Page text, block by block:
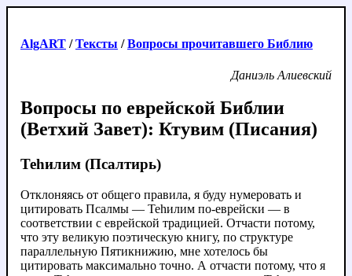
AlgART /Тексты /Вопросы прочитавшего Библию
Даниэль Алиевский
Вопросы по еврейской Библии
(Ветхий Завет): Ктувим (Писания)
Теhилим (Псалтирь)
Отклоняясь от общего правила, я буду нумеровать и
цитировать Псалмы — Теhилим по-еврейски — в
соответствии с еврейской традицией. Отчасти потому,
что эту великую поэтическую книгу, по структуре
параллельную Пятикнижию, мне хотелось бы
цитировать максимально точно. А отчасти потому, что я